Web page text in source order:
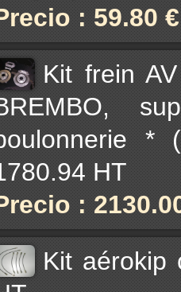
: 59.80
Kit frein
*
HT
:
Kit aérokip